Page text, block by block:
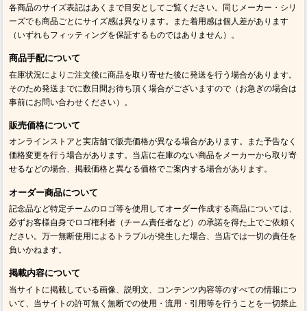
各商品のサイズ表記はあくまで目安としてご覧ください。同じメーカー・シリ
ーズでも商品ごとにサイズ感は異なります。また着用感は個人差があります
（いずれもフィッティングを保証するものではありません）。
商品手配について
在庫状況によりご注文後に商品を取り寄せた後に発送を行う場合があります。
そのため発送までに数日間お待ち頂く場合がございますので（お急ぎの場合は
事前にお問い合わせください）。
販売価格について
オンラインストアと実店舗で販売価格が異なる場合があります。また予告なく
価格変更を行う場合があります。当店に在庫のない商品をメーカーから取り寄
せるなどの場合、掲載価格と異なる価格でご案内する場合があります。
オーダー商品について
記念品など特定チームのロゴ等を使用してオーダー作成する商品については、
必ずお客様自身でロゴ権利者（チーム責任者など）の承諾を得た上でご依頼く
ださい。万一無断使用によるトラブルが発生した場合、当店では一切の責任を
負いかねます。
掲載内容について
当サイトに掲載している画像、説明文、コンテンツ内容等のすべての情報につ
いて、当サイトの許可無く無断での使用・流用・引用等を行うことを一切禁止